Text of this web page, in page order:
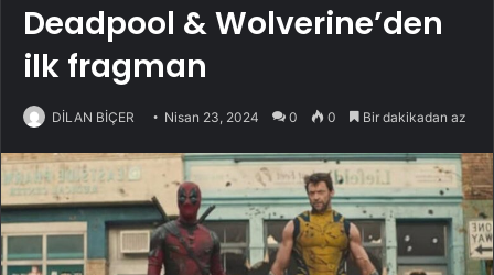
Deadpool & Wolverine’den
ilk fragman
DİLAN BİÇER Nisan 23, 2024 0 0 Bir dakikadan az